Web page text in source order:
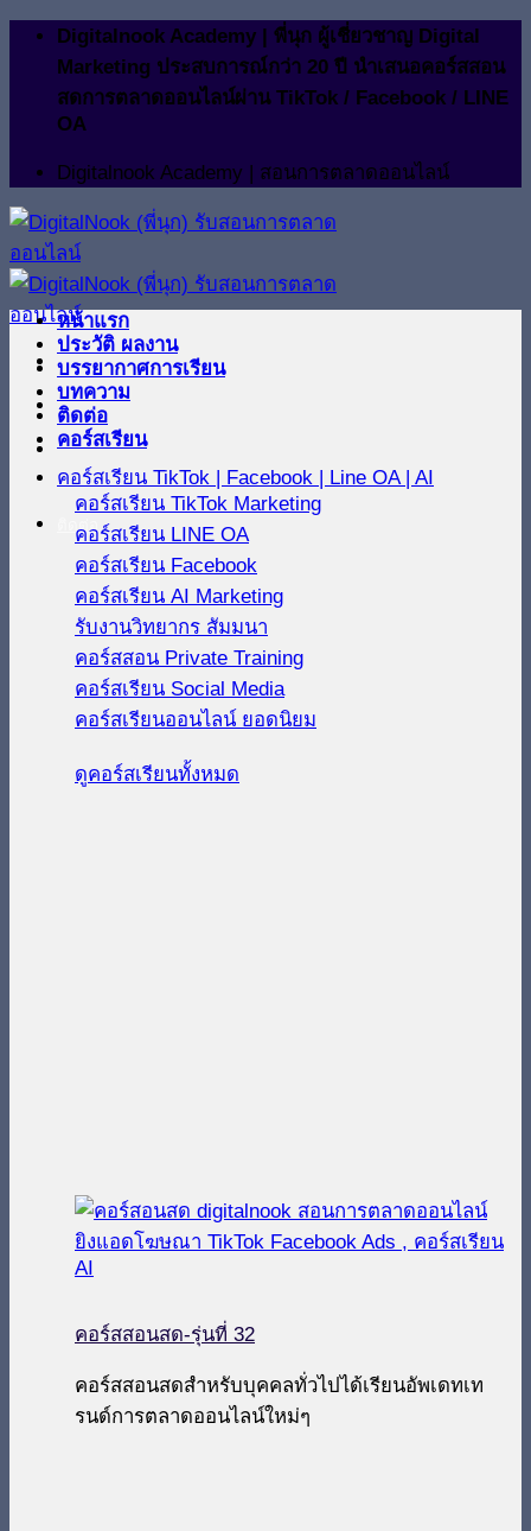
ข้าม
เนื้อหา
Digitalnook Academy | พี่นุก ผู้เชี่ยวชาญ Digital
Marketing ประสบการณ์กว่า 20 ปี นำเสนอคอร์สสอน
สดการตลาดออนไลน์ผ่าน TikTok / Facebook / LINE
OA
Digitalnook Academy | สอนการตลาดออนไลน์
คอร์สเรียน TikTok | Facebook | Line OA | AI
หน้าแรก
ประวัติ ผลงาน
บรรยากาศการเรียน
บทความ
ติดต่อ
คอร์สเรียน
คอร์สเรียน TikTok Marketing
คอร์สเรียน LINE OA
คอร์สเรียน Facebook
คอร์สเรียน AI Marketing
รับงานวิทยากร สัมมนา
คอร์สสอน Private Training
คอร์สเรียน Social Media
คอร์สเรียนออนไลน์
ดูคอร์สเรียนทั้งหมด
คอร์สสอนสด-รุ่นที่ 32
คอร์สสอนสดสำหรับบุคคลทั่วไปได้เรียนอัพเดทเท
รนด์การตลาดออนไลน์ใหม่ๆ